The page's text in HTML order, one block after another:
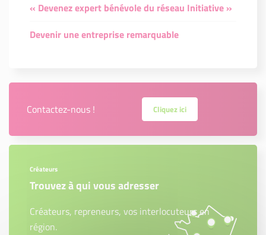
« Devenez expert bénévole du réseau Initiative »
Devenir une entreprise remarquable
Contactez-nous ! Cliquez ici
Créateurs
Trouvez à qui vous adresser
Créateurs, repreneurs, vos interlocuteurs en
région.